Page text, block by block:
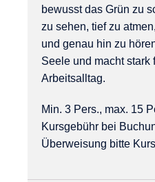
bewusst das Grün zu
zu sehen, tief zu
und genau hin zu
Seele und macht stark
Arbeitsalltag.
Min. 3 Pers., max. 15
Kursgebühr bei
Überweisung bitte